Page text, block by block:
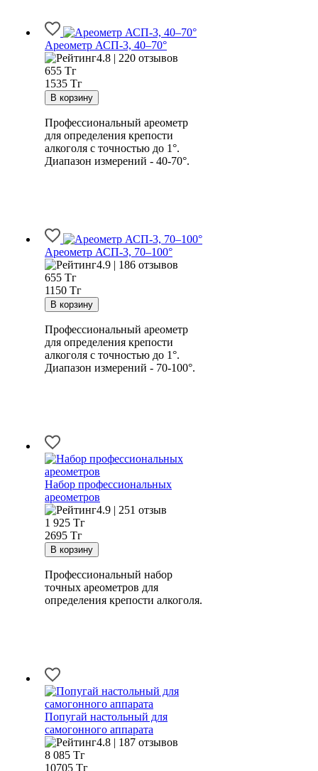
Ареометр АСП-3, 40–70°
4.8 | 220 отзывов
655 Тг
1535 Тг
Профессиональный ареометр
для определения крепости
алкоголя с точностью до 1°.
Диапазон измерений - 40-70°.
Ареометр АСП-3, 70–100°
4.9 | 186 отзывов
655 Тг
1150 Тг
Профессиональный ареометр
для определения крепости
алкоголя с точностью до 1°.
Диапазон измерений - 70-100°.
Набор профессиональных
ареометров
4.9 | 251 отзыв
1 925 Тг
2695 Тг
Профессиональный набор
точных ареометров для
определения крепости алкоголя.
Попугай настольный для
самогонного аппарата
4.8 | 187 отзывов
8 085 Тг
10705 Тг